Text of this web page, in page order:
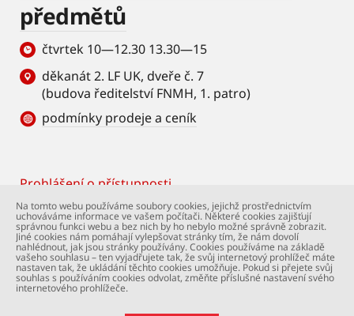
předmětů
čtvrtek 10—12.30 13.30—15
děkanát 2. LF UK, dveře č. 7
(budova ředitelství FNMH, 1. patro)
podmínky prodeje a ceník
Footer
Prohlášení o přístupnosti
© Univerzita Karlova – 2. lékařská fakulta. Všechna
práva vyhrazena. Foto: 2. LF a Shutterstock.com.
Podpora webu:webmaster@lfmotol.cuni.cz
Na tomto webu používáme soubory cookies, jejichž prostřednictvím
uchováváme informace ve vašem počítači. Některé cookies zajišťují
správnou funkci webu a bez nich by ho nebylo možné správně zobrazit.
Jiné cookies nám pomáhají vylepšovat stránky tím, že nám dovolí
nahlédnout, jak jsou stránky používány. Cookies používáme na základě
vašeho souhlasu – ten vyjadřujete tak, že svůj internetový prohlížeč máte
nastaven tak, že ukládání těchto cookies umožňuje. Pokud si přejete svůj
souhlas s používáním cookies odvolat, změňte příslušné nastavení svého
internetového prohlížeče.